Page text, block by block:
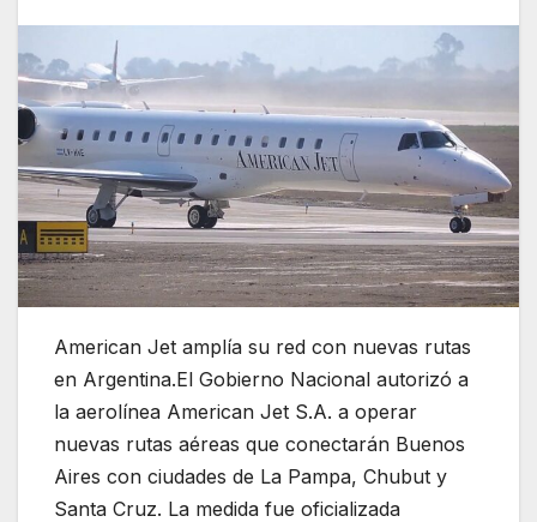
American Jet amplía su red con nuevas rutas
en Argentina.El Gobierno Nacional autorizó a
la aerolínea American Jet S.A. a operar
nuevas rutas aéreas que conectarán Buenos
Aires con ciudades de La Pampa, Chubut y
Santa Cruz. La medida fue oficializada